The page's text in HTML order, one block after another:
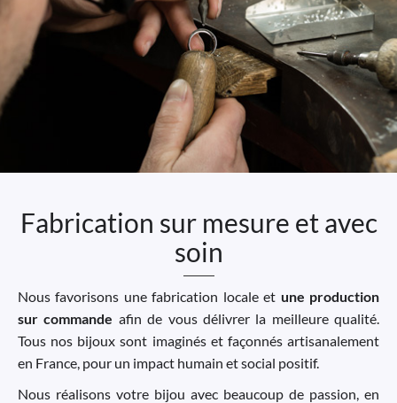
Fabrication sur mesure et avec
soin
Nous favorisons une fabrication locale et une production
sur commande afin de vous délivrer la meilleure qualité.
Tous nos bijoux sont imaginés et façonnés artisanalement
en France, pour un impact humain et social positif.
Nous réalisons votre bijou avec beaucoup de passion, en